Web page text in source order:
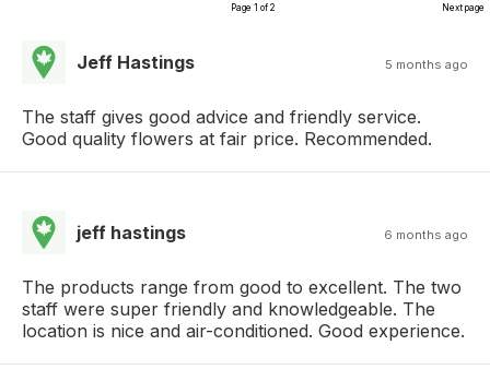
Page 1 of 2 Next page
Jeff Hastings 5 months ago
The staff gives good advice and friendly service.
Good quality flowers at fair price. Recommended.
jeff hastings 6 months ago
The products range from good to excellent. The two
staff were super friendly and knowledgeable. The
location is nice and air-conditioned. Good experience.